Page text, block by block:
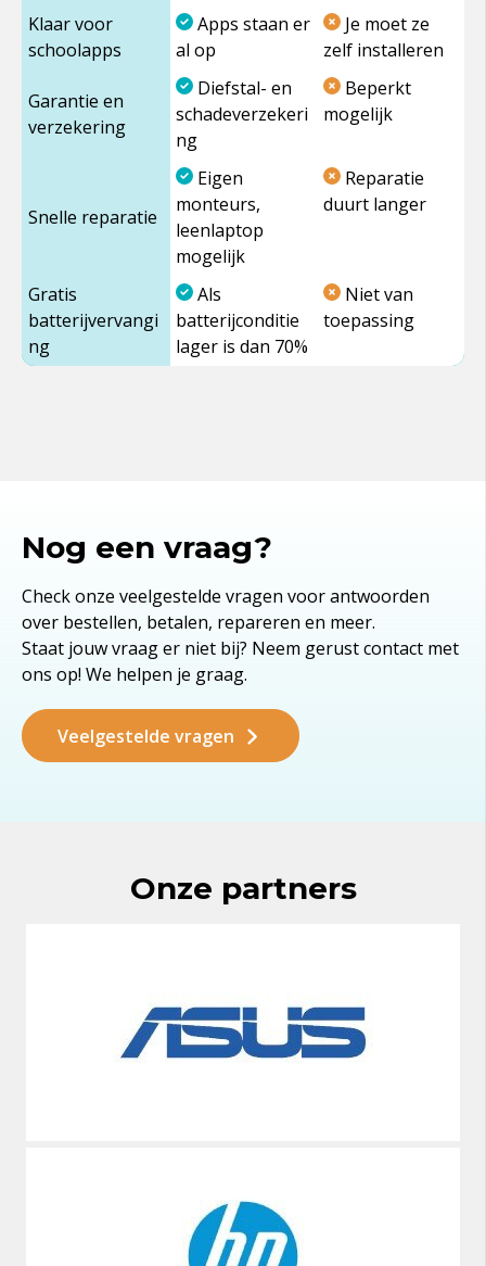
Klaar voor
schoolapps
Apps staan er
al op
Je moet ze
zelf installeren
Garantie en
verzekering
Diefstal- en
schadeverzekeri
ng
Beperkt
mogelijk
Snelle reparatie
Eigen
monteurs,
leenlaptop
mogelijk
Reparatie
duurt langer
Gratis
batterijvervangi
ng
Als
batterijconditie
lager is dan 70%
Niet van
toepassing
Nog een vraag?
Check onze veelgestelde vragen voor antwoorden
over bestellen, betalen, repareren en meer.
Staat jouw vraag er niet bij? Neem gerust contact met
ons op! We helpen je graag.
Veelgestelde vragen
Onze partners